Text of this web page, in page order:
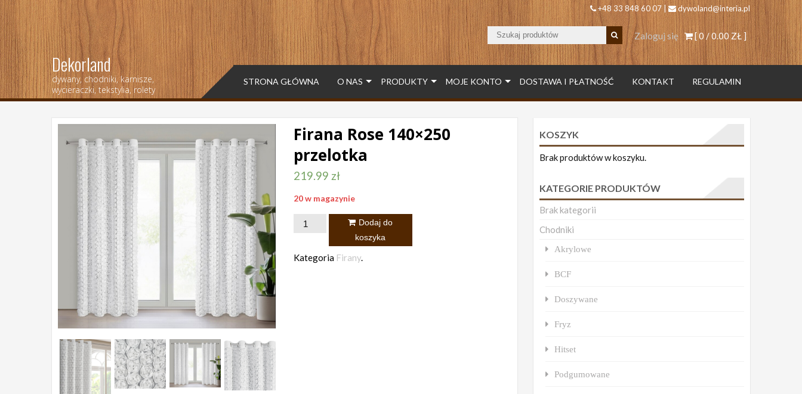
+48 33 848 60 07 | dywoland@interia.pl
[ 0 /0.00 ZŁ]
Zaloguj się
Dekorland
dywany, chodniki, karnisze,
wycieraczki, tekstylia, rolety
STRONA GŁÓWNA O NAS PRODUKTY MOJE KONTO DOSTAWA I PŁATNOŚĆ KONTAKT REGULAMIN
Firana Rose 140×250
przelotka
219.99 zł
20 w magazynie
ilość
Rose
Dodaj do
koszyka
Kategoria Firany.
KOSZYK
Brak produktów w koszyku.
KATEGORIE PRODUKTÓW
Brak kategorii
Chodniki
Akrylowe
BCF
Doszywane
Fryz
Hitset
Podgumowane